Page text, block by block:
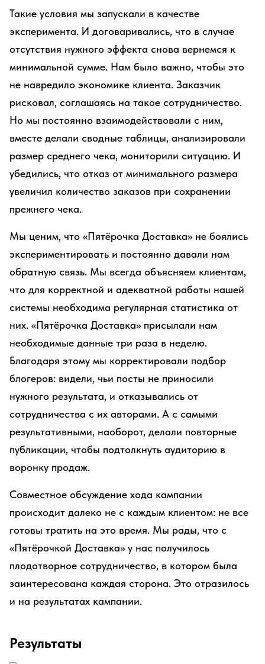
Такие условия мы запускали в качестве
эксперимента. И договаривались, что в случае
отсутствия нужного эффекта снова вернемся к
минимальной сумме. Нам было важно, чтобы это
не навредило экономике клиента. Заказчик
рисковал, соглашаясь на такое сотрудничество.
Но мы постоянно взаимодействовали с ним,
вместе делали сводные таблицы, анализировали
размер среднего чека, мониторили ситуацию. И
убедились, что отказ от минимального размера
увеличил количество заказов при сохранении
прежнего чека.
Мы ценим, что «Пятёрочка Доставка» не боялись
экспериментировать и постоянно давали нам
обратную связь. Мы всегда объясняем клиентам,
что для корректной и адекватной работы нашей
системы необходима регулярная статистика от
них. «Пятёрочка Доставка» присылали нам
необходимые данные три раза в неделю.
Благодаря этому мы корректировали подбор
блогеров: видели, чьи посты не приносили
нужного результата, и отказывались от
сотрудничества с их авторами. А с самыми
результативными, наоборот, делали повторные
публикации, чтобы подтолкнуть аудиторию в
воронку продаж.
Совместное обсуждение хода кампании
происходит далеко не с каждым клиентом: не все
готовы тратить на это время. Мы рады, что с
«Пятёрочкой Доставка» у нас получилось
плодотворное сотрудничество, в котором была
заинтересована каждая сторона. Это отразилось
и на результатах кампании.
Результаты